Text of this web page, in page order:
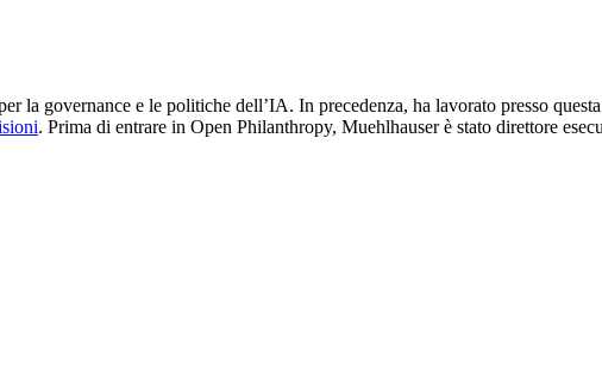
la governance e le politiche dell’IA. In precedenza, ha lavorato presso
. Prima di entrare in Open Philanthropy, Muehlhauser è stato direttore